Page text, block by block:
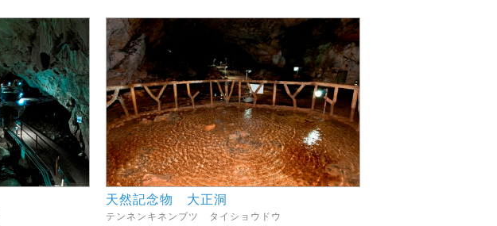
天然記念物 大正洞
テンネンキネンブツ タイショウドウ